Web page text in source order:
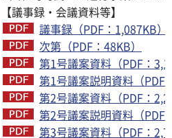
【議事録・会議資料等】
議事録（PDF：1,087KB）
次第（PDF：48KB）
第1号議案資料（PDF：
第1号議案説明資料（PDF
第2号議案資料（PDF：
第2号議案説明資料（PDF
第3号議案資料（PDF：